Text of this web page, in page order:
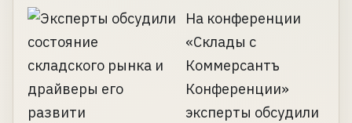
На конференции
«Склады с
Коммерсантъ
Конференции»
эксперты обсудили